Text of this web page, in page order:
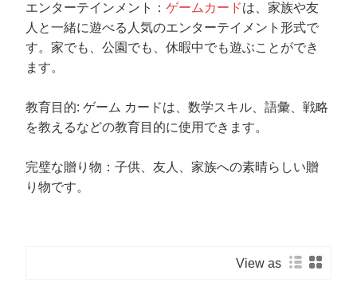
エンターテインメント：ゲームカードは、家族や友
人と一緒に遊べる人気のエンターテイメント形式で
す。家でも、公園でも、休暇中でも遊ぶことができ
ます。
教育目的: ゲーム カードは、数学スキル、語彙、戦略
を教えるなどの教育目的に使用できます。
完璧な贈り物：子供、友人、家族への素晴らしい贈
り物です。
View as